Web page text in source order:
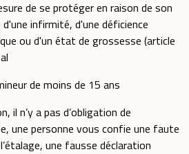
de se protéger en raison de son
d'une infirmité, d'une déficience
ou d'un état de grossesse (article
de moins de 15 ans
il n’y a pas d’obligation de
une personne vous confie une faute
une fausse déclaration